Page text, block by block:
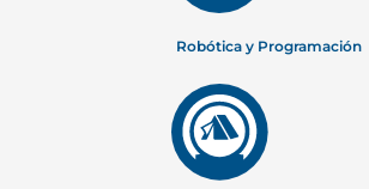
Robótica y Programación